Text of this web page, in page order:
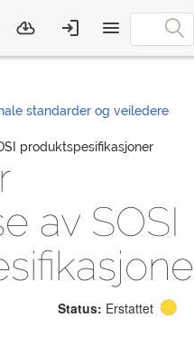
standarder og veiledere
produktspesifikasjoner
av SOSI
Status: Erstattet